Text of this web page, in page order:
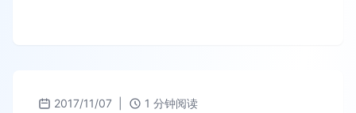
2017/11/07 1 分钟阅读